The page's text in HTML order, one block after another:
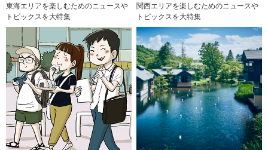
東海エリアを楽しむためのニュースや
トピックスを大特集
関西エリアを楽しむためのニュースや
トピックスを大特集